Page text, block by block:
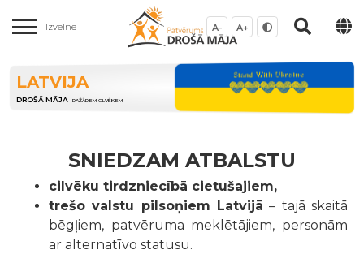
Izvēlne A- A+
LATVIJA
DROŠĀ MĀJA DAŽĀDIEM CILVĒKIEM
SNIEDZAM ATBALSTU
cilvēku tirdzniecībā cietušajiem,
trešo valstu pilsoņiem Latvijā – tajā skaitā
bēgļiem, patvēruma meklētājiem, personām
ar alternatīvo statusu.